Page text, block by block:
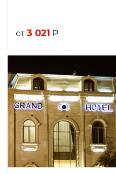
от 3 021 ₽